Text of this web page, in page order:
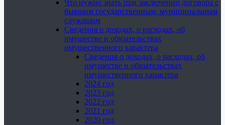
Что нужно знать при заключении договора с
бывшим государственным, муниципальным
служащим
Сведения о доходах, о расходах, об
имуществе и обязательствах
имущественного характера
Сведения о доходах, о расходах, об
имуществе и обязательствах
имущественного характера
2024 год
2023 год
2022 год
2021 год
2020 год